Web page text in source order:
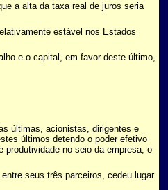
a alta da taxa real de juros seria
estável nos Estados
e o capital, em favor deste último,
últimas, acionistas, dirigentes e
últimos detendo o poder efetivo
produtividade no seio da empresa, o
seus três parceiros, cedeu lugar